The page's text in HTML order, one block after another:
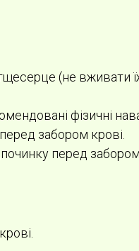
(не
фізичні
забором крові.
перед забором